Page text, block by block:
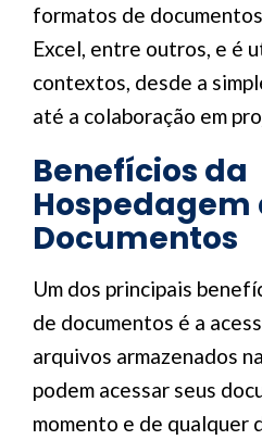
formatos de
Excel, entre outros, e é
contextos, desde a
até a colaboração em
Benefícios da
Hospedagem
Documentos
Um dos principais
de documentos é a
arquivos armazenados
podem acessar seus
momento e de qualquer